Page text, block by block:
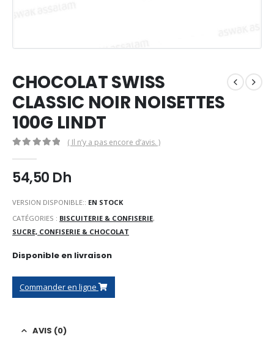
CHOCOLAT SWISS
CLASSIC NOIR NOISETTES
100G LINDT
( Il n’y a pas encore d’avis. )
54,50 Dh
VERSION DISPONIBLE:: EN STOCK
CATÉGORIES : BISCUITERIE & CONFISERIE,
SUCRE, CONFISERIE & CHOCOLAT
Disponible en livraison
Commander en ligne
AVIS (0)